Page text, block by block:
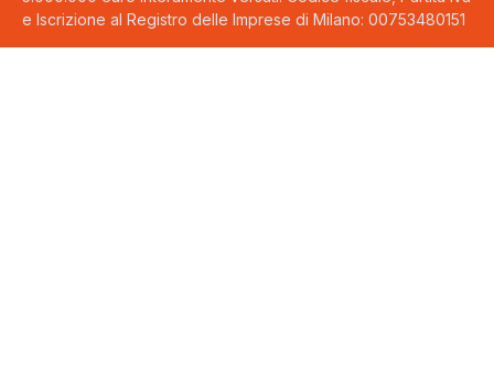
e Iscrizione al Registro delle Imprese di Milano: 00753480151